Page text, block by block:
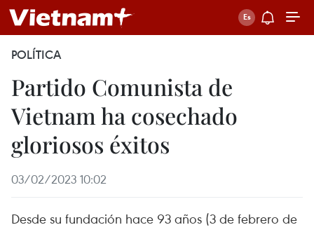
POLÍTICA
Partido Comunista de
Vietnam ha cosechado
gloriosos éxitos
03/02/2023 10:02
Desde su fundación hace 93 años (3 de febrero de